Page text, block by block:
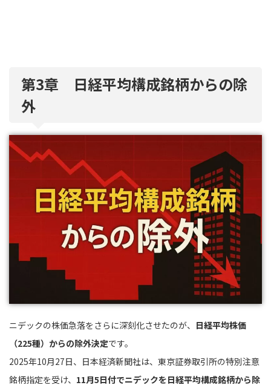
第3章 日経平均構成銘柄からの除
外
ニデックの株価急落をさらに深刻化させたのが、 日経平均株価
（225種）からの除外決定です。
2025年10月27日、日本経済新聞社は、東京証券取引所の特別注意
銘柄指定を受け、 11月5日付でニデックを日経平均構成銘柄から除